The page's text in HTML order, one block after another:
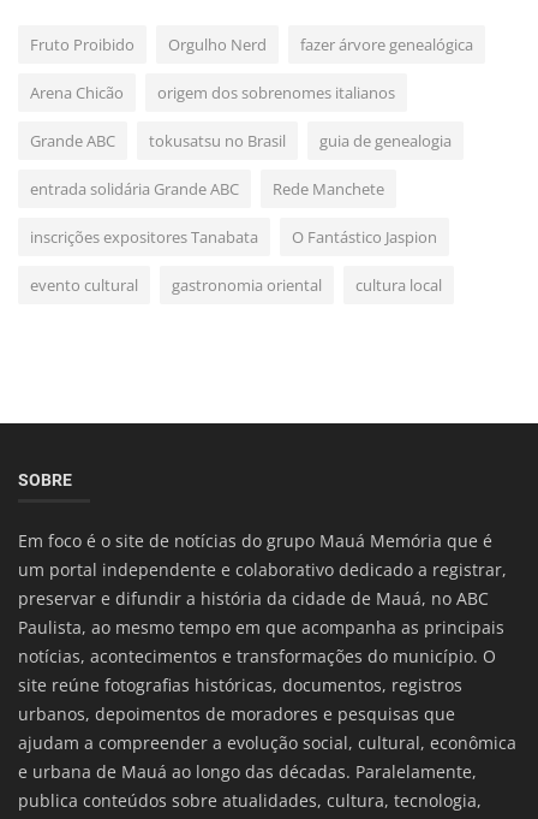
Fruto Proibido Orgulho Nerd fazer árvore genealógica
Arena Chicão origem dos sobrenomes italianos
Grande ABC tokusatsu no Brasil guia de genealogia
entrada solidária Grande ABC Rede Manchete
inscrições expositores Tanabata O Fantástico Jaspion
evento cultural gastronomia oriental cultura local
SOBRE
Em foco é o site de notícias do grupo Mauá Memória que é
um portal independente e colaborativo dedicado a registrar,
preservar e difundir a história da cidade de Mauá, no ABC
Paulista, ao mesmo tempo em que acompanha as principais
notícias, acontecimentos e transformações do município. O
site reúne fotografias históricas, documentos, registros
urbanos, depoimentos de moradores e pesquisas que
ajudam a compreender a evolução social, cultural, econômica
e urbana de Mauá ao longo das décadas. Paralelamente,
publica conteúdos sobre atualidades, cultura, tecnologia,